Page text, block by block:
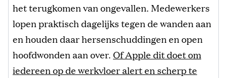
het terugkomen van ongevallen. Medewerkers
lopen praktisch dagelijks tegen de wanden aan
en houden daar hersenschuddingen en open
hoofdwonden aan over.Of Apple dit doet om
iedereen op de werkvloer alert en scherp te